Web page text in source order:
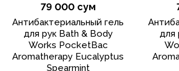
79 000 сум
Антибактериальный гель
для рук Bath & Body
Works PocketBac
Aromatherapy Eucalyptus
Spearmint
для